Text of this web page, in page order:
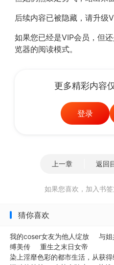
后续内容已被隐藏，请升级
如果您已经是VIP会员，但
览器的阅读模式。
更多精彩内容
登录
上一章 返回
如果您喜欢，加入书
猜你喜欢
我的coser女友为他人绽放
与姐
缚美传
重生之末日女帝
染上淫靡色彩的都市生活，从获